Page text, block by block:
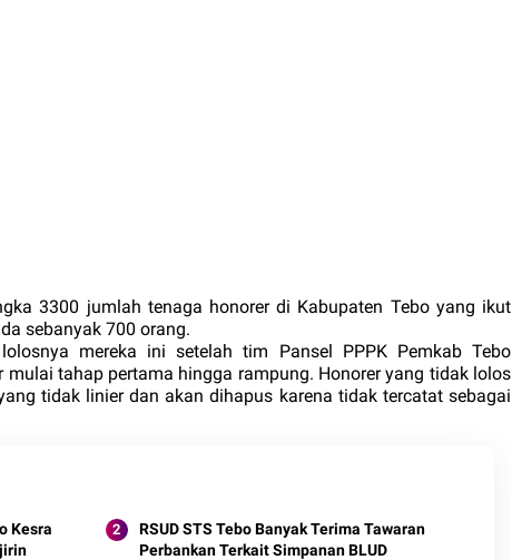
3300 jumlah tenaga honorer di Kabupaten Tebo yang ikut
sebanyak 700 orang.
mereka ini setelah tim Pansel PPPK Pemkab Tebo
tahap pertama hingga rampung. Honorer yang tidak lolos
tidak linier dan akan dihapus karena tidak tercatat sebagai
Kesra
RSUD STS Tebo Banyak Terima Tawaran
Perbankan Terkait Simpanan BLUD